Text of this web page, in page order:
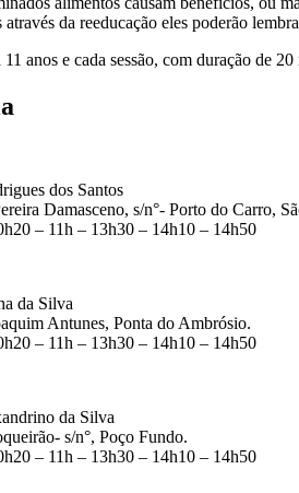
através da reeducação eles poderão
anos e cada sessão, com duração de
dos Santos
Damasceno, s/n°- Porto do Carro,
– 11h – 13h30 – 14h10 – 14h50
da Silva
Antunes, Ponta do Ambrósio.
– 11h – 13h30 – 14h10 – 14h50
da Silva
s/n°, Poço Fundo.
– 11h – 13h30 – 14h10 – 14h50